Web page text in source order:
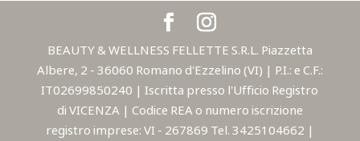
BEAUTY & WELLNESS FELLETTE S.R.L. Piazzetta
Albere, 2 - 36060 Romano d'Ezzelino (VI) | P.I.: e C.F.:
IT02699850240 | Iscritta presso l'Ufficio Registro
di VICENZA | Codice REA o numero iscrizione
registro imprese: VI - 267869 Tel. 3425104662 |